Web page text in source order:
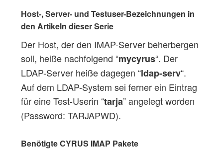
Host-, Server- und Testuser-Bezeichnungen in
den Artikeln dieser Serie
Der Host, der den IMAP-Server beherbergen
soll, heiße nachfolgend “mycyrus“. Der
LDAP-Server heiße dagegen “ldap-serv“.
Auf dem LDAP-System sei ferner ein Eintrag
für eine Test-Userin “tarja” angelegt worden
(Password: TARJAPWD).
Benötigte CYRUS IMAP Pakete